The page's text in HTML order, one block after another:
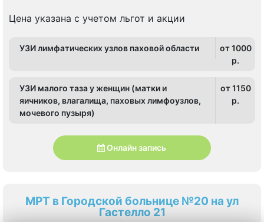
Цена указана с учетом льгот и акции
УЗИ лимфатических узлов паховой области
от 1000
p.
УЗИ малого таза у женщин (матки и
яичников, влагалища, паховых лимфоузлов,
мочевого пузыря)
от 1150
p.
Онлайн запись
МРТ в Городской больнице №20 на ул
Гастелло 21